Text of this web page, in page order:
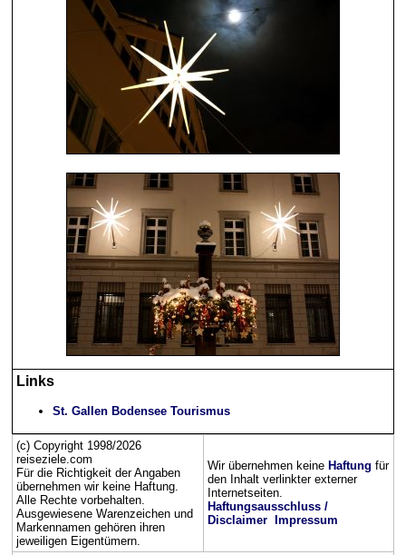
Links
St. Gallen Bodensee Tourismus
(c) Copyright 1998/2026
reiseziele.com
Für die Richtigkeit der Angaben
übernehmen wir keine Haftung.
Alle Rechte vorbehalten.
Ausgewiesene Warenzeichen und
Markennamen gehören ihren
jeweiligen Eigentümern.
Wir übernehmen keine Haftung für
den Inhalt verlinkter externer
Internetseiten.
Haftungsausschluss /
Disclaimer
Impressum